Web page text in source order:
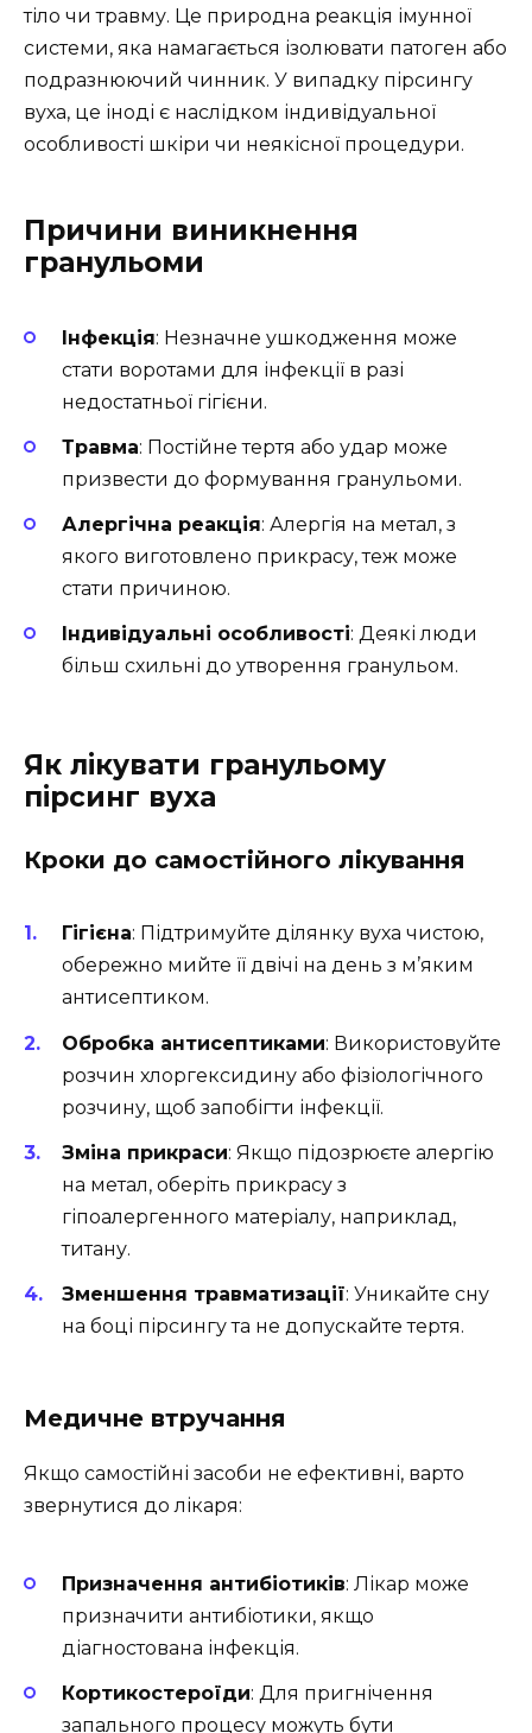
тіло чи травму. Це природна реакція імунної
системи, яка намагається ізолювати патоген або
подразнюючий чинник. У випадку пірсингу
вуха, це іноді є наслідком індивідуальної
особливості шкіри чи неякісної процедури.
Причини виникнення
гранульоми
Інфекція: Незначне ушкодження може
стати воротами для інфекції в разі
недостатньої гігієни.
Травма: Постійне тертя або удар може
призвести до формування гранульоми.
Алергічна реакція: Алергія на метал, з
якого виготовлено прикрасу, теж може
стати причиною.
Індивідуальні особливості: Деякі люди
більш схильні до утворення гранульом.
Як лікувати гранульому
пірсинг вуха
Кроки до самостійного лікування
Гігієна: Підтримуйте ділянку вуха чистою,
обережно мийте її двічі на день з м’яким
антисептиком.
Обробка антисептиками: Використовуйте
розчин хлоргексидину або фізіологічного
розчину, щоб запобігти інфекції.
Зміна прикраси: Якщо підозрюєте алергію
на метал, оберіть прикрасу з
гіпоалергенного матеріалу, наприклад,
титану.
Зменшення травматизації: Уникайте сну
на боці пірсингу та не допускайте тертя.
Медичне втручання
Якщо самостійні засоби не ефективні, варто
звернутися до лікаря:
Призначення антибіотиків: Лікар може
призначити антибіотики, якщо
діагностована інфекція.
Кортикостероїди: Для пригнічення
запального процесу можуть бути